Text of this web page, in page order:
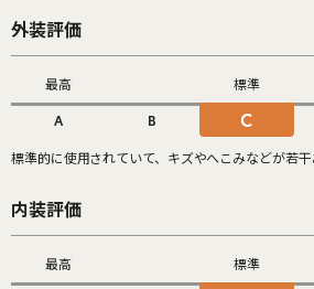
外装評価
最高 標準
A B C
標準的に使用されていて、キズやへこみなどが若干
内装評価
最高 標準